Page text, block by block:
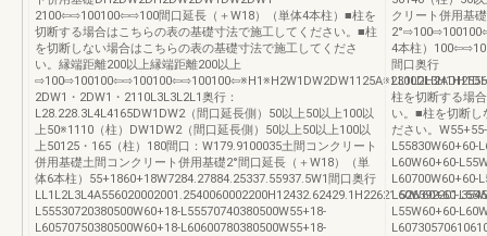
2100⇦⇨100100⇦⇨100間口延長（＋W18）（単体4本柱）■柱を
切断する場合はこちらの表の基礎寸法で施工してください。■柱
を切断しない場合はこちらの表の基礎寸法で施工してくださ
い。縁端距離200以上縁端距離200以上
2DW1・2DW1・2110L3L3L2L1奥行：
L28.228.3L4L4165DW1DW2（間口延長側）50以上50以上100以
上50※1110（柱）DW1DW2（間口延長側）50以上50以上100以
上50125・165（柱）180間口：W179.9100035土間コンクリート
併用基礎土間コンクリート併用基礎2°間口延長（＋W18）（単
体6本柱）55+1860+18W7284.27884.25337.55937.5W1間口奥行
L55530720380500W60+18-L55570740380500W55+18-
L60570750380500W60+18-L60600780380500W55+18-
クリート併用基
4本柱）
間口奥行
柱を切断する場
い。■柱を切断し
ださい。
L55830W60+60-
L60W60+60-
L60700W60+60-
L60W60+60-
L55W60+60-